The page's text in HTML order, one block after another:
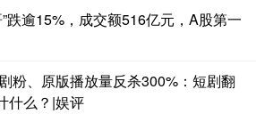
跌逾15%，成交额516亿元，A股第一
粉、原版播放量反杀300%：短剧翻
什么？|娱评